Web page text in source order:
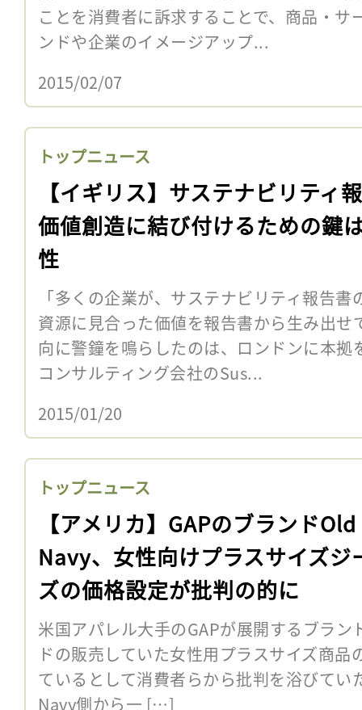
ことを消費者に訴求することで、商品・サ
ンドや企業のイメージアップ...
2015/02/07
トップニュース
【イギリス】サステナビリティ
価値創造に結び付けるための鍵
性
「多くの企業が、サステナビリティ報告
資源に見合った価値を報告書から生み出
向に警鐘を鳴らしたのは、ロンドンに本
コンサルティング会社のSus...
2015/01/20
トップニュース
【アメリカ】GAPのブランドOld
Navy、女性向けプラスサイズジ
ズの価格設定が批判の的に
米国アパレル大手のGAPが展開するブラ
ドの販売していた女性用プラスサイズ商
ているとして消費者らから批判を浴びてい
Navy側から一 […]